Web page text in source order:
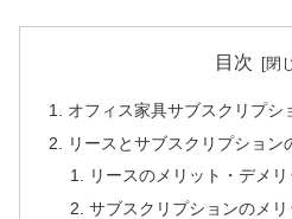
目次
オフィス家具サブスクリプシ
リースとサブスクリプション
リースのメリット・デメリ
サブスクリプションのメ